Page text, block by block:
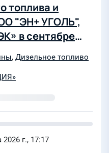
топлива и
"ЭН+ УГОЛЬ",
в сентябре
, Дизельное топливо
2026 г., 17:17